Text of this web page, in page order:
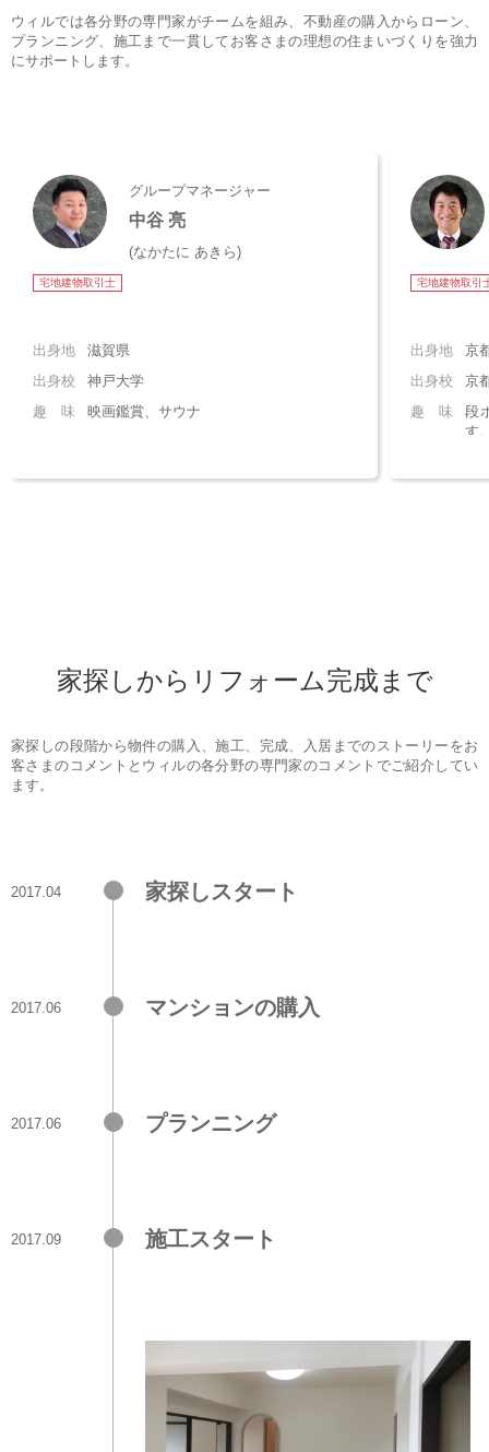
ウィルでは各分野の専門家がチームを組み、不動産の購入からローン、
プランニング、施工まで一貫してお客さまの理想の住まいづくりを強力
にサポートします。
グループマネージャー
中谷 亮
(なかたに あきら)
宅地建物取引士
出身地
滋賀県
出身校
神戸大学
趣 味
映画鑑賞、サウナ
宅地建物取引
出身地
京
出身校
京
趣 味
段
す
家探しからリフォーム完成まで
家探しの段階から物件の購入、施工、完成、入居までのストーリーをお
客さまのコメントとウィルの各分野の専門家のコメントでご紹介してい
ます。
2017.04 家探しスタート
2017.06 マンションの購入
2017.06 プランニング
2017.09 施工スタート